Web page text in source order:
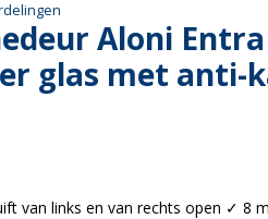
Aloni
glas met anti-
van links en van rechts open ✓ 8